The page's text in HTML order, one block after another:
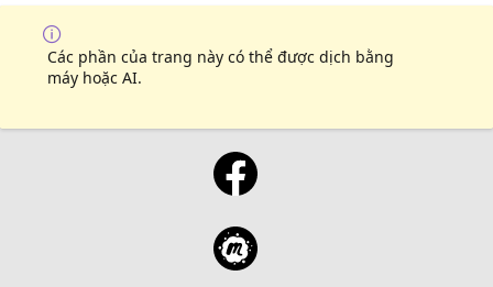
Các phần của trang này có thể được dịch bằng
máy hoặc AI.